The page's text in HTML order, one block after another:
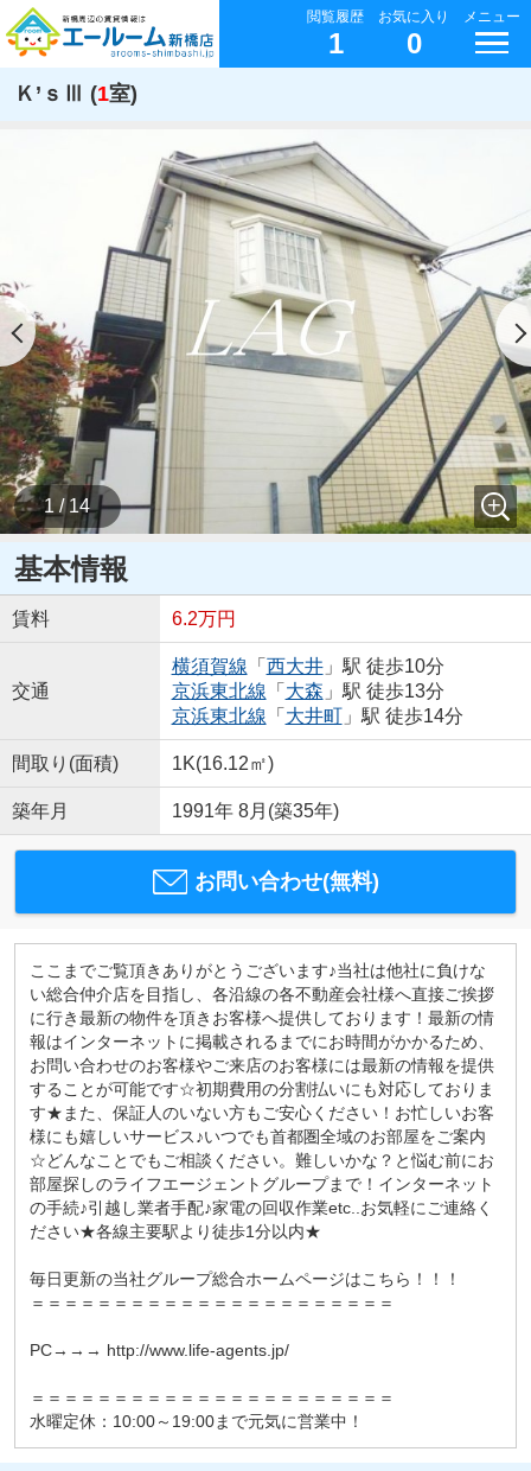
閲覧履歴
1
お気に入り
0
メニュー
Ｋ’ｓⅢ (1室)
1 / 14
基本情報
賃料 6.2万円
交通
横須賀線 「 西大井」駅 徒歩10分
京浜東北線 「 大森 」駅 徒歩13分
京浜東北線 「 大井町」駅 徒歩14分
間取り(面積) 1K(16.12㎡)
築年月 1991年 8月(築35年)
お問い合わせ(無料)
ここまでご覧頂きありがとうございます♪当社は他社に負けな
い総合仲介店を目指し、各沿線の各不動産会社様へ直接ご挨拶
に行き最新の物件を頂きお客様へ提供しております！最新の情
報はインターネットに掲載されるまでにお時間がかかるため、
お問い合わせのお客様やご来店のお客様には最新の情報を提供
することが可能です☆初期費用の分割払いにも対応しておりま
す★また、保証人のいない方もご安心ください！お忙しいお客
様にも嬉しいサービス♪いつでも首都圏全域のお部屋をご案内
☆どんなことでもご相談ください。難しいかな？と悩む前にお
部屋探しのライフエージェントグループまで！インターネット
の手続♪引越し業者手配♪家電の回収作業etc..お気軽にご連絡く
ださい★各線主要駅より徒歩1分以内★
毎日更新の当社グループ総合ホームページはこちら！！！
＝＝＝＝＝＝＝＝＝＝＝＝＝＝＝＝＝＝＝＝＝＝
PC→→→ http://www.life-agents.jp/
＝＝＝＝＝＝＝＝＝＝＝＝＝＝＝＝＝＝＝＝＝＝
水曜定休：10:00～19:00まで元気に営業中！